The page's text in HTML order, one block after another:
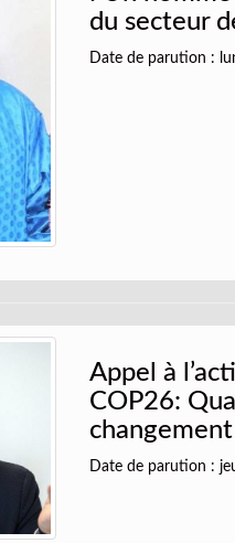
du secteur
Date de parution :
Appel à
COP26:
Date de parution :